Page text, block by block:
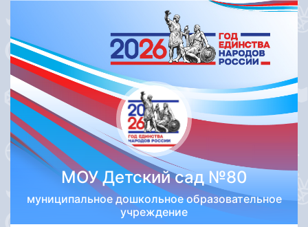
МОУ Детский сад №80
муниципальное дошкольное образовательное
учреждение